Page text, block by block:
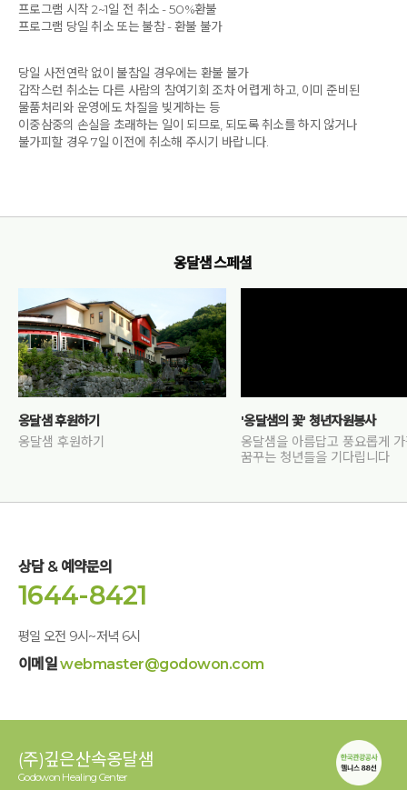
프로그램 시작 2~1일 전 취소 - 50%환불
프로그램 당일 취소 또는 불참 - 환불 불가
당일 사전연락 없이 불참일 경우에는 환불 불가
갑작스런 취소는 다른 사람의 참여기회 조차 어렵게 하고, 이미 준비된
물품처리와 운영에도 차질을 빚게하는 등
이중삼중의 손실을 초래하는 일이 되므로, 되도록 취소를 하지 않거나
불가피할 경우 7일 이전에 취소해 주시기 바랍니다.
옹달샘 스페셜
옹달샘 후원하기
옹달샘 후원하기
'옹달샘의 꽃' 청년자원봉사
옹달샘을 아름답고 풍요롭게
꿈꾸는 청년들을 기다립니다
상담 & 예약문의
1644-8421
평일 오전 9시~저녁 6시
이메일webmaster@godowon.com
(주)깊은산속옹달샘
Godowon Healing Center